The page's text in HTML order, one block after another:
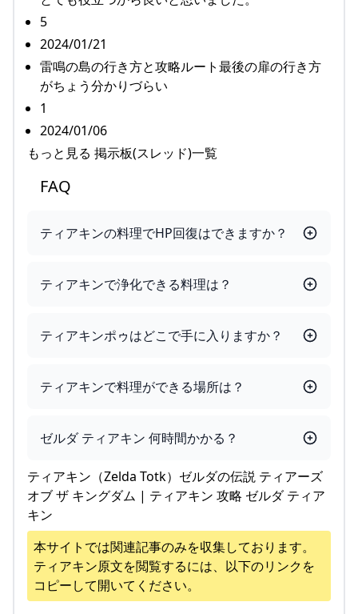
5
2024/01/21
雷鳴の島の行き方と攻略ルート最後の扉の行き方
がちょう分かりづらい
1
2024/01/06
もっと見る 掲示板(スレッド)一覧
FAQ
ティアキンの料理でHP回復はできますか？
ティアキンで浄化できる料理は？
ティアキンポゥはどこで手に入りますか？
ティアキンで料理ができる場所は？
ゼルダ ティアキン 何時間かかる？
ティアキン（Zelda Totk）ゼルダの伝説 ティアーズ
オブ ザ キングダム | ティアキン 攻略 ゼルダ ティア
キン
本サイトでは関連記事のみを収集しております。
ティアキン原文を閲覧するには、以下のリンクを
コピーして開いてください。